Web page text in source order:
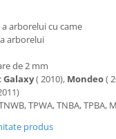
a arborelui cu came
arborelui
de 2 mm
Galaxy( 2010), Mondeo(
TPWA, TNBA, TPBA,
produs